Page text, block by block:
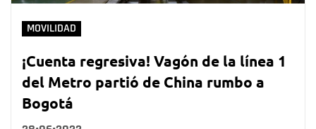
MOVILIDAD
¡Cuenta regresiva! Vagón de la línea 1
del Metro partió de China rumbo a
Bogotá